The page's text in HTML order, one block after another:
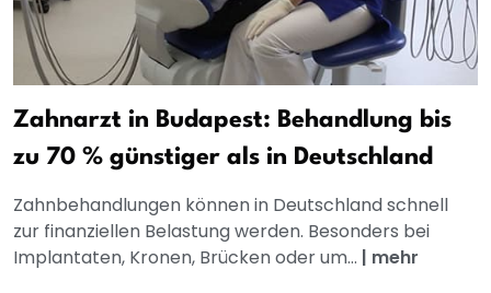
Zahnarzt in Budapest: Behandlung bis
zu 70 % günstiger als in Deutschland
Zahnbehandlungen können in Deutschland schnell
zur finanziellen Belastung werden. Besonders bei
Implantaten, Kronen, Brücken oder um... | mehr